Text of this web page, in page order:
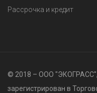
Рассрочка и кредит
© 2018 – ООО "ЭКОГРАСС",
зарегистрирован в